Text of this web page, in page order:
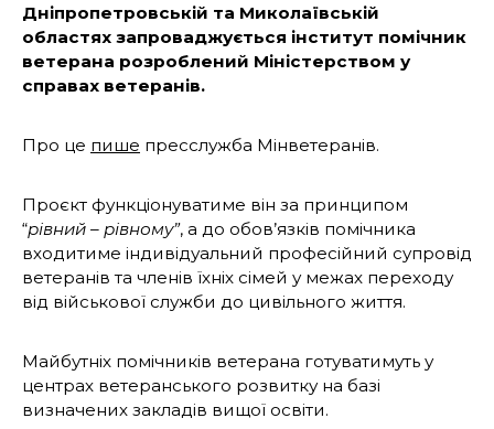
Дніпропетровській та Миколаївській
областях запроваджується інститут помічник
ветерана розроблений Міністерством у
справах ветеранів.
Про це пише пресслужба Мінветеранів.
Проєкт функціонуватиме він за принципом
“рівний – рівному”, а до обов’язків помічника
входитиме індивідуальний професійний супровід
ветеранів та членів їхніх сімей у межах переходу
від військової служби до цивільного життя.
Майбутніх помічників ветерана готуватимуть у
центрах ветеранського розвитку на базі
визначених закладів вищої освіти.